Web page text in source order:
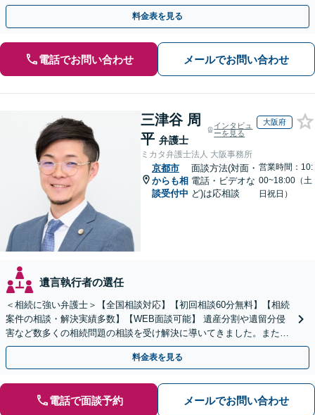
や税理士とも連携し、円滑な解決を【オンライン面談可】
料金表を見る
電話でお問い合わせ メールでお問い合わせ
三津谷 周
平 弁護士
インタビュ
ーを見る
大阪府
ミカタ弁護士法人 大阪事務所
京都市
からも相
談受付中
面談方法(対面・
電話・ビデオな
ど)は応相談
営業時間：10:
00~18:00（土
日祝日）
遺言執行者の選任
＜相続に強い弁護士＞【全国相談対応】【初回相談60分無料】【相続
案件の相談・解決実績多数】【WEB面談可能】 遺産分割や遺留分侵
害など数多くの相続問題の相談を受け解決に導いてきました。また、
過去に１００件超の遺言作成のお手伝いをしました。
料金表を見る
電話で面談予約 メールでお問い合わせ